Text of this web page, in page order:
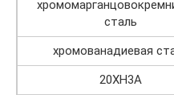
сталь
хромованадиевая
20ХН3А